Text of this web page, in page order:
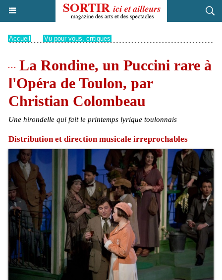
Accueil Vu pour vous, critiques
La Rondine, un Puccini rare à
l'Opéra de Toulon, par
Christian Colombeau
Une hirondelle qui fait le printemps lyrique toulonnais
Distribution et direction musicale irreprochables